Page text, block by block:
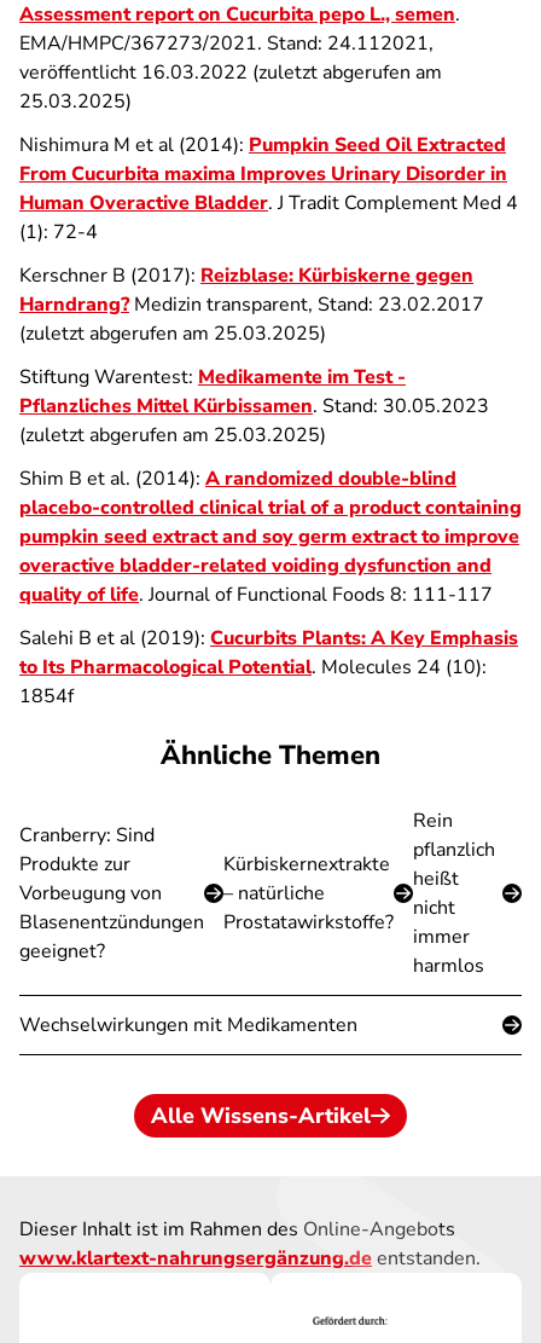
Assessment report on Cucurbita pepo L., semen.
EMA/HMPC/367273/2021. Stand: 24.112021,
veröffentlicht 16.03.2022 (zuletzt abgerufen am
25.03.2025)
Nishimura M et al (2014): Pumpkin Seed Oil Extracted
From Cucurbita maxima Improves Urinary Disorder in
Human Overactive Bladder. J Tradit Complement Med 4
(1): 72-4
Kerschner B (2017): Reizblase: Kürbiskerne gegen
Harndrang?Medizin transparent, Stand: 23.02.2017
(zuletzt abgerufen am 25.03.2025)
Stiftung Warentest: Medikamente im Test -
Pflanzliches Mittel Kürbissamen. Stand: 30.05.2023
(zuletzt abgerufen am 25.03.2025)
Shim B et al. (2014): A randomized double-blind
placebo-controlled clinical trial of a product containing
pumpkin seed extract and soy germ extract to improve
overactive bladder-related voiding dysfunction and
quality of life. Journal of Functional Foods 8: 111-117
Salehi B et al (2019): Cucurbits Plants: A Key Emphasis
to Its Pharmacological Potential. Molecules 24 (10):
1854f
Ähnliche Themen
Cranberry: Sind
Produkte zur
Vorbeugung von
Blasenentzündungen
geeignet?
Kürbiskernextrakte
– natürliche
Prostatawirkstoffe?
Rein
pflanzlich
heißt
nicht
immer
harmlos
Wechselwirkungen mit Medikamenten
Alle Wissens-Artikel
Dieser Inhalt ist im Rahmen des Online-Angebots
www.klartext-nahrungsergänzung.deentstanden.